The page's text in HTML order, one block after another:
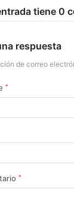
tiene 0
respuesta
de correo
*
*